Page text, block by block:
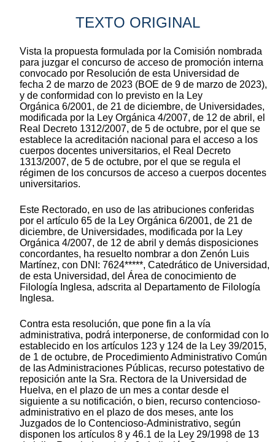
TEXTO ORIGINAL
Vista la propuesta formulada por la Comisión nombrada
para juzgar el concurso de acceso de promoción interna
convocado por Resolución de esta Universidad de
fecha 2 de marzo de 2023 (BOE de 9 de marzo de 2023),
y de conformidad con lo previsto en la Ley
Orgánica 6/2001, de 21 de diciembre, de Universidades,
modificada por la Ley Orgánica 4/2007, de 12 de abril, el
Real Decreto 1312/2007, de 5 de octubre, por el que se
establece la acreditación nacional para el acceso a los
cuerpos docentes universitarios, el Real Decreto
1313/2007, de 5 de octubre, por el que se regula el
régimen de los concursos de acceso a cuerpos docentes
universitarios.
Este Rectorado, en uso de las atribuciones conferidas
por el artículo 65 de la Ley Orgánica 6/2001, de 21 de
diciembre, de Universidades, modificada por la Ley
Orgánica 4/2007, de 12 de abril y demás disposiciones
concordantes, ha resuelto nombrar a don Zenón Luis
Martínez, con DNI: 7624*****, Catedrático de Universidad,
de esta Universidad, del Área de conocimiento de
Filología Inglesa, adscrita al Departamento de Filología
Inglesa.
Contra esta resolución, que pone fin a la vía
administrativa, podrá interponerse, de conformidad con lo
establecido en los artículos 123 y 124 de la Ley 39/2015,
de 1 de octubre, de Procedimiento Administrativo Común
de las Administraciones Públicas, recurso potestativo de
reposición ante la Sra. Rectora de la Universidad de
Huelva, en el plazo de un mes a contar desde el
siguiente a su notificación, o bien, recurso contencioso-
administrativo en el plazo de dos meses, ante los
Juzgados de lo Contencioso-Administrativo, según
disponen los artículos 8 y 46.1 de la Ley 29/1998 de 13